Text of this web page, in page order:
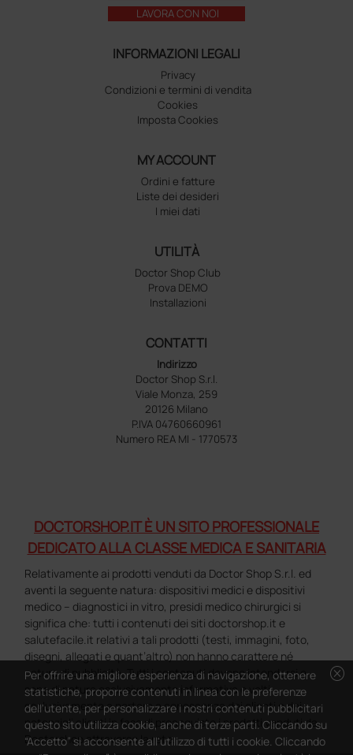
LAVORA CON NOI
INFORMAZIONI LEGALI
Privacy
Condizioni e termini di vendita
Cookies
Imposta Cookies
MY ACCOUNT
Ordini e fatture
Liste dei desideri
I miei dati
UTILITÀ
Doctor Shop Club
Prova DEMO
Installazioni
CONTATTI
Indirizzo
Doctor Shop S.r.l.
Viale Monza, 259
20126 Milano
P.IVA 04760660961
Numero REA MI - 1770573
DOCTORSHOP.IT È UN SITO PROFESSIONALE
DEDICATO ALLA CLASSE MEDICA E SANITARIA
Relativamente ai prodotti venduti da Doctor Shop S.r.l. ed
aventi la seguente natura: dispositivi medici e dispositivi
medico – diagnostici in vitro, presidi medico chirurgici si
significa che: tutti i contenuti dei siti doctorshop.it e
salutefacile.it relativi a tali prodotti (testi, immagini, foto,
disegni, allegati e quant’altro) non hanno carattere né
natura di pubblicità. Tutti i contenuti devono intendersi e
sono di natura esclusivamente informativa e volti
esclusivamente a portare a conoscenza dei clienti e dei
potenziali clienti in fase di preacquisto i prodotti venduti da
Doctorshop attraverso la rete.
cancel
Per offrire una migliore esperienza di navigazione, ottenere
statistiche, proporre contenuti in linea con le preferenze
dell'utente, per personalizzare i nostri contenuti pubblicitari
questo sito utilizza cookie, anche di terze parti. Cliccando su
“Accetto” si acconsente all'utilizzo di tutti i cookie. Cliccando